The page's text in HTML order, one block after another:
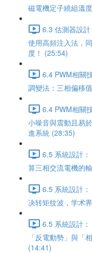
磁電機定子繞組溫
6.3 估測器設
使用高頻注入法，
度！ (25:54)
6.4 PWM相關
調變法：三相偏移
6.4 PWM相關
小噪音與震動且易
進系統 (28:35)
6.5 系統設計
算三相交流電機的
6.5 系統設計
决转矩纹波，学术
6.5 系統設計
「反電動勢」與「
(14:41)